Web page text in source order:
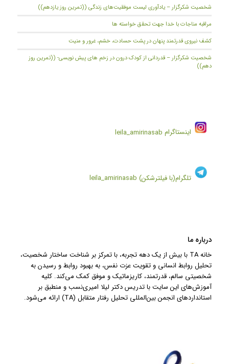
شخصیت شکرگزار – یادآوری لیست موفقیت‌های زندگی ((تمرین روز یازدهم))
مراقبه مناجات با خدا جهت تحقق خواسته ها
کشف نیروی قدرتمند پنهان در پشت حسادت، خشم، غرور و منیت
شخصیت شکرگزار – قدردانی از کودک درون در زخم های پیش نویسی- ((تمرین روز
دهم))
اینستاگرام leila_amirinasab
تلگرام(با فیلترشکن) leila_amirinasab
درباره ما
خانه TA با بیش از یک دهه تجربه، با تمرکز بر شناخت ساختار شخصیت،
تحلیل روابط انسانی و تقویت عزت نفس، به بهبود روابط و رسیدن به
شخصیتی سالم، قدرتمند، کاریزماتیک و موفق کمک می‌کند. کلیه
آموزش‌های این سایت با تدریس دکتر لیلا امیری‌نسب و منطبق بر
استانداردهای انجمن بین‌المللی تحلیل رفتار متقابل (TA) ارائه می‌شود.